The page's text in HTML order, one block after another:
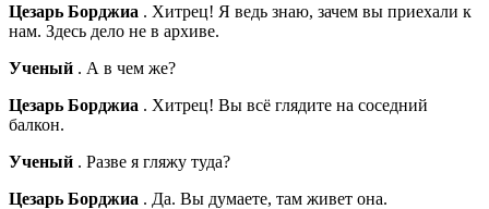
Цезарь Борджиа . Хитрец! Я ведь знаю, зачем вы приехали к
нам. Здесь дело не в архиве.
Ученый . А в чем же?
Цезарь Борджиа . Хитрец! Вы всё глядите на соседний
балкон.
Ученый . Разве я гляжу туда?
Цезарь Борджиа . Да. Вы думаете, там живет она.